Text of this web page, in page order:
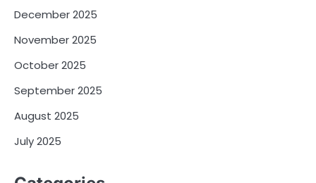
December 2025
November 2025
October 2025
September 2025
August 2025
July 2025